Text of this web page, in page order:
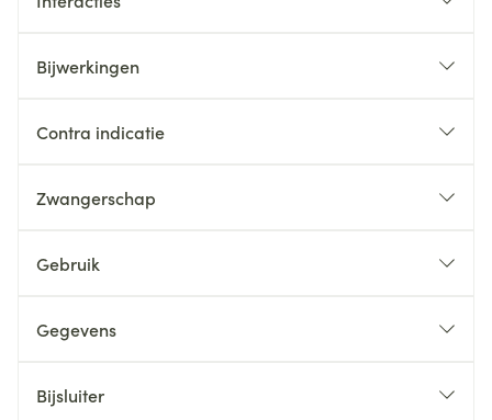
Bijwerkingen
Contra indicatie
Zwangerschap
Gebruik
Gegevens
Bijsluiter